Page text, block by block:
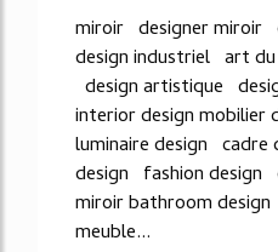
miroir designer miroir
design industriel art
design artistique
interior design mobilier
luminaire design
design fashion design
miroir bathroom
meuble...